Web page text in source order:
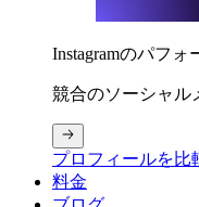
Instagramのパフォ
競合のソーシャル
プロフィールを比
料金